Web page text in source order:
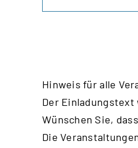
Hinweis für alle
Der
Wünschen Sie,
Die